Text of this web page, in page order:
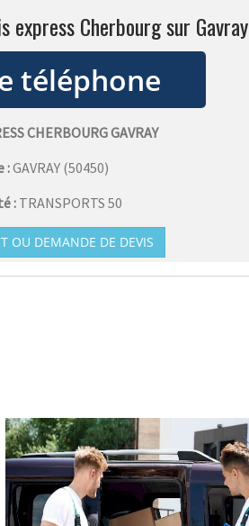
express Cherbourg sur Gavray
CHERBOURG GAVRAY
:GAVRAY (50450)
: TRANSPORTS 50
OU DEMANDE DE DEVIS